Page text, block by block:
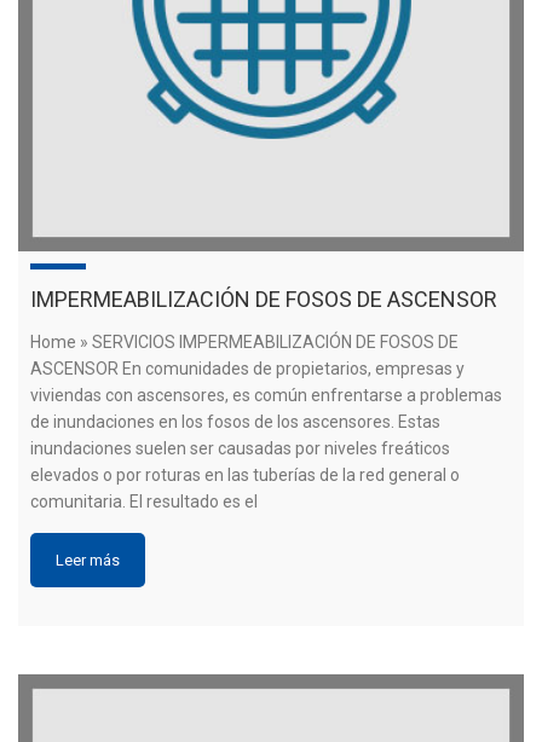
IMPERMEABILIZACIÓN DE FOSOS DE ASCENSOR
Home » SERVICIOS IMPERMEABILIZACIÓN DE FOSOS DE
ASCENSOR En comunidades de propietarios, empresas y
viviendas con ascensores, es común enfrentarse a problemas
de inundaciones en los fosos de los ascensores. Estas
inundaciones suelen ser causadas por niveles freáticos
elevados o por roturas en las tuberías de la red general o
comunitaria. El resultado es el
Leer más